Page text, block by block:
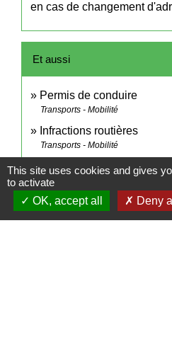
en cas de changement
Et aussi
Permis de conduire
Transports - Mobilité
Infractions routières
Transports - Mobilité
Pour en savoir plus
This site uses cookies and gives
to activate
OK, accept all
Deny